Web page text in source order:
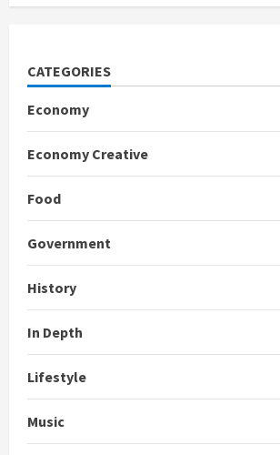
CATEGORIES
Economy
Economy Creative
Food
Government
History
In Depth
Lifestyle
Music